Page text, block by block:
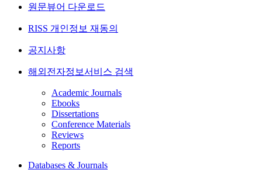
원문뷰어 다운로드
RISS 개인정보 재동의
공지사항
해외전자정보서비스 검색
Academic Journals
Ebooks
Dissertations
Conference Materials
Reviews
Reports
Databases & Journals